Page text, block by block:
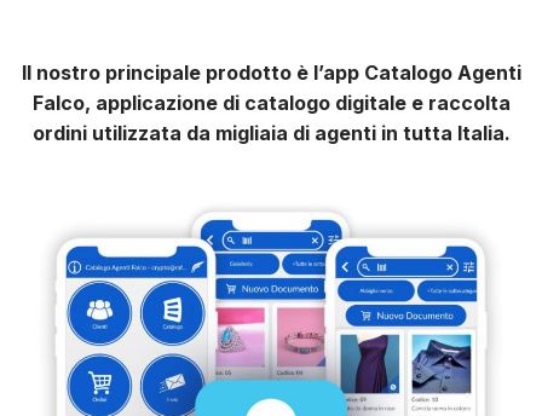
Il nostro principale prodotto è l’app Catalogo Agenti
Falco, applicazione di catalogo digitale e raccolta
ordini utilizzata da migliaia di agenti in tutta Italia.